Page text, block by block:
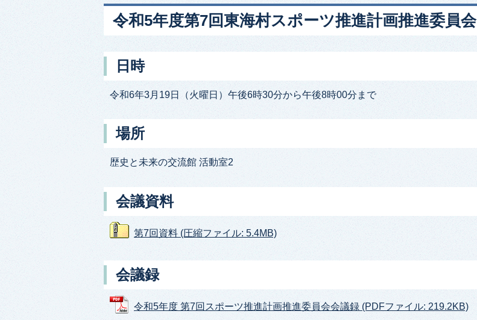
令和5年度第7回東海村スポーツ推進計画推進委員会
日時
令和6年3月19日（火曜日）午後6時30分から午後8時00分まで
場所
歴史と未来の交流館 活動室2
会議資料
第7回資料 (圧縮ファイル: 5.4MB)
会議録
令和5年度 第7回スポーツ推進計画推進委員会会議録 (PDFファイル: 219.2KB)